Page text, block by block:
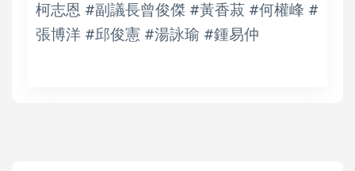
柯志恩 #副議長曾俊傑 #黃香菽 #何權峰 #
張博洋 #邱俊憲 #湯詠瑜 #鍾易仲